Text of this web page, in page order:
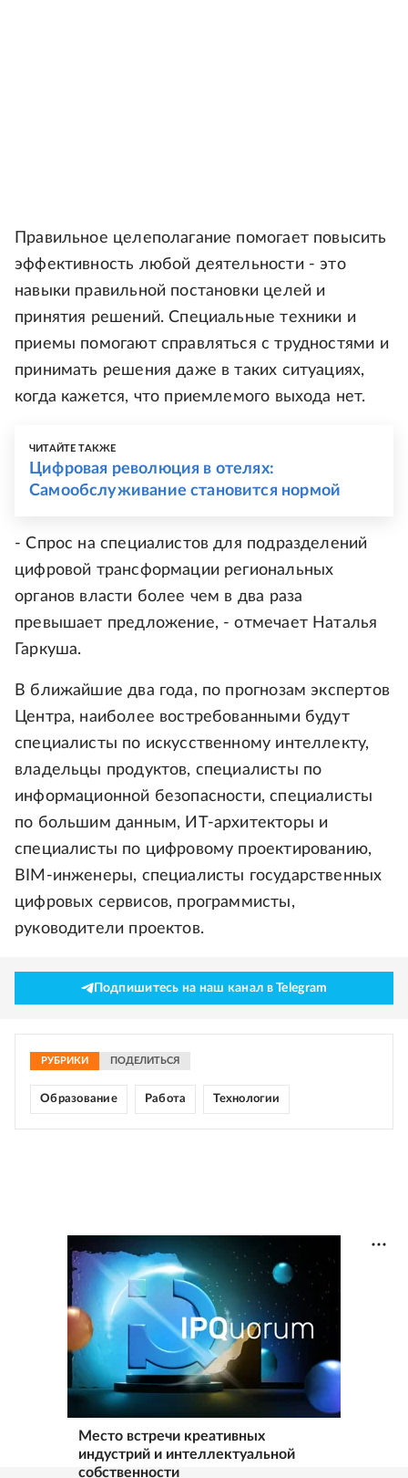
Правильное целеполагание помогает повысить
эффективность любой деятельности - это
навыки правильной постановки целей и
принятия решений. Специальные техники и
приемы помогают справляться с трудностями и
принимать решения даже в таких ситуациях,
когда кажется, что приемлемого выхода нет.
ЧИТАЙТЕ ТАКЖЕ
Цифровая революция в отелях:
Самообслуживание становится нормой
- Спрос на специалистов для подразделений
цифровой трансформации региональных
органов власти более чем в два раза
превышает предложение, - отмечает Наталья
Гаркуша.
В ближайшие два года, по прогнозам экспертов
Центра, наиболее востребованными будут
специалисты по искусственному интеллекту,
владельцы продуктов, специалисты по
информационной безопасности, специалисты
по большим данным, ИТ-архитекторы и
специалисты по цифровому проектированию,
BIM-инженеры, специалисты государственных
цифровых сервисов, программисты,
руководители проектов.
Подпишитесь на наш канал в Telegram
РУБРИКИ ПОДЕЛИТЬСЯ
Образование Работа Технологии
Место встречи креативных
индустрий и интеллектуальной
собственности